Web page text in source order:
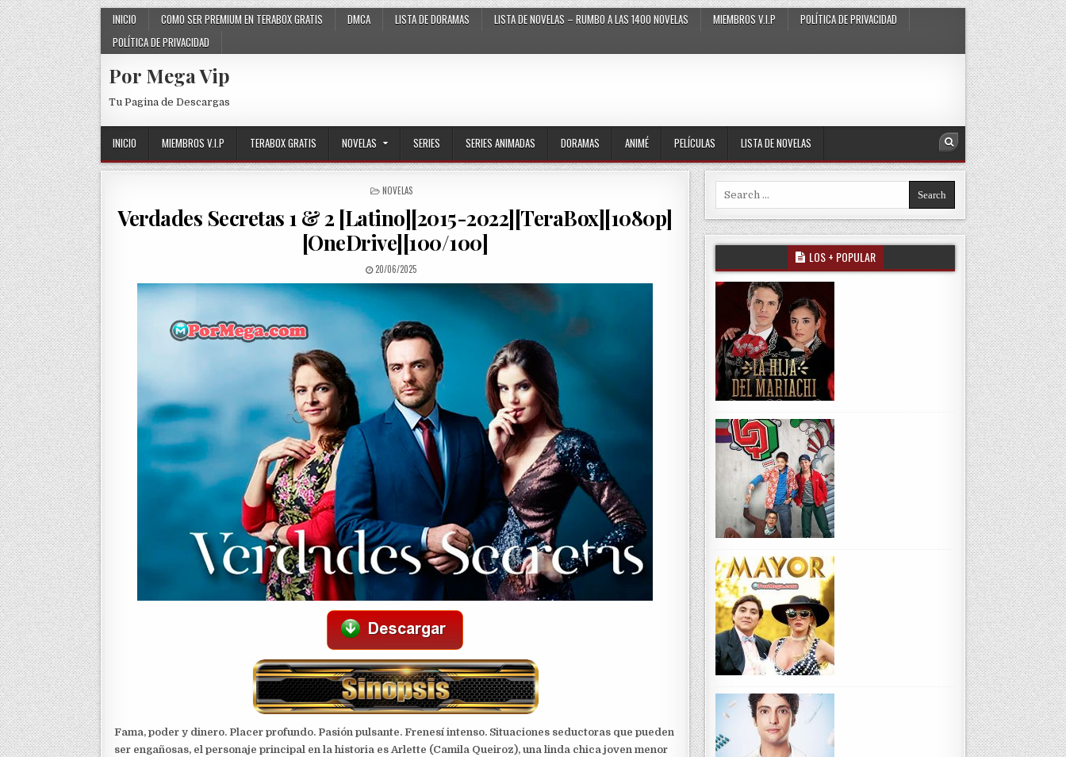
Skip to content INICIO COMO SER PREMIUM EN TERABOX GRATIS DMCA LISTA DE DORAMAS LISTA DE NOVELAS – RUMBO A LAS 1400 NOVELAS MIEMBROS V.I.P
POLÍTICA DE PRIVACIDAD
POLÍTICA DE PRIVACIDAD
Por Mega Vip
Tu Pagina de Descargas
INICIO MIEMBROS V.I.P TERABOX GRATIS NOVELAS SERIES SERIES ANIMADAS DORAMAS ANIMÉ PELÍCULAS LISTA DE NOVELAS Search
POSTED IN
NOVELAS
Verdades Secretas 1 & 2 [Latino][2015-2022][TeraBox][1080p]
[OneDrive][100/100]
PUBLISHED DATE:
20/06/2025
Fama, poder y dinero. Placer profundo. Pasión pulsante. Frenesí intenso. Situaciones seductoras que pueden
ser engañosas, el personaje principal en la historia es Arlette (Camila Queiroz), una linda chica joven menor
Search for:
LOS + POPULAR